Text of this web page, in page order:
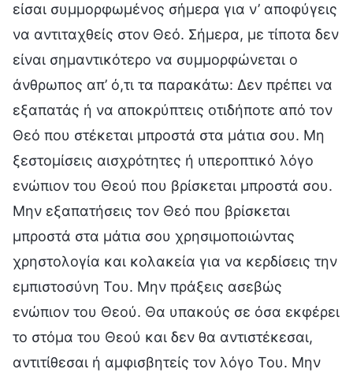
είσαι συμμορφωμένος σήμερα για ν’ αποφύγεις
να αντιταχθείς στον Θεό. Σήμερα, με τίποτα δεν
είναι σημαντικότερο να συμμορφώνεται ο
άνθρωπος απ’ ό,τι τα παρακάτω: Δεν πρέπει να
εξαπατάς ή να αποκρύπτεις οτιδήποτε από τον
Θεό που στέκεται μπροστά στα μάτια σου. Μη
ξεστομίσεις αισχρότητες ή υπεροπτικό λόγο
ενώπιον του Θεού που βρίσκεται μπροστά σου.
Μην εξαπατήσεις τον Θεό που βρίσκεται
μπροστά στα μάτια σου χρησιμοποιώντας
χρηστολογία και κολακεία για να κερδίσεις την
εμπιστοσύνη Του. Μην πράξεις ασεβώς
ενώπιον του Θεού. Θα υπακούς σε όσα εκφέρει
το στόμα του Θεού και δεν θα αντιστέκεσαι,
αντιτίθεσαι ή αμφισβητείς τον λόγο Του. Μην